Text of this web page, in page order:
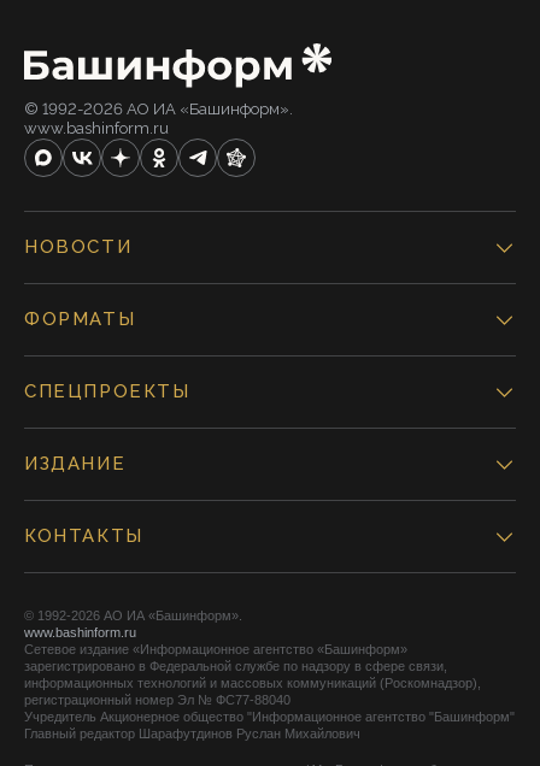
© 1992-2026 АО ИА «Башинформ».
www.bashinform.ru
НОВОСТИ
ФОРМАТЫ
СПЕЦПРОЕКТЫ
ИЗДАНИЕ
КОНТАКТЫ
© 1992-2026 АО ИА «Башинформ».
www.bashinform.ru
Сетевое издание «Информационное агентство «Башинформ»
зарегистрировано в Федеральной службе по надзору в сфере связи,
информационных технологий и массовых коммуникаций (Роскомнадзор),
регистрационный номер Эл № ФС77-88040
Учредитель Акционерное общество "Информационное агентство "Башинформ"
Главный редактор Шарафутдинов Руслан Михайлович